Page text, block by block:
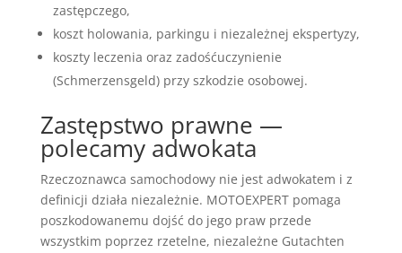
zastępczego,
koszt holowania, parkingu i niezależnej ekspertyzy,
koszty leczenia oraz zadośćuczynienie
(Schmerzensgeld) przy szkodzie osobowej.
Zastępstwo prawne —
polecamy adwokata
Rzeczoznawca samochodowy nie jest adwokatem i z
definicji działa niezależnie. MOTOEXPERT pomaga
poszkodowanemu dojść do jego praw przede
wszystkim poprzez rzetelne, niezależne Gutachten